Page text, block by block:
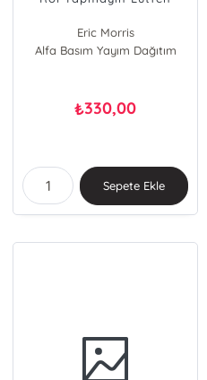
Eric Morris
Alfa Basım Yayım Dağıtım
₺330,00
Sepete Ekle